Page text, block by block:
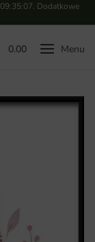
09:35:06. Dodatkowe
0.00